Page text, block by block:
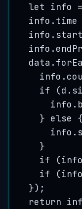
let
info =
info . time
info .
info .
data .
info .
if
(d .
info .
} else
{
info .
}
if
(info
if
(info
}) ;
return